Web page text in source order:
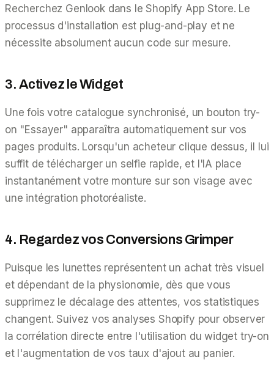
Recherchez Genlook dans le Shopify App Store. Le
processus d'installation est plug-and-play et ne
nécessite absolument aucun code sur mesure.
3. Activez le Widget
Une fois votre catalogue synchronisé, un bouton try-
on "Essayer" apparaîtra automatiquement sur vos
pages produits. Lorsqu'un acheteur clique dessus, il lui
suffit de télécharger un selfie rapide, et l'IA place
instantanément votre monture sur son visage avec
une intégration photoréaliste.
4. Regardez vos Conversions Grimper
Puisque les lunettes représentent un achat très visuel
et dépendant de la physionomie, dès que vous
supprimez le décalage des attentes, vos statistiques
changent. Suivez vos analyses Shopify pour observer
la corrélation directe entre l'utilisation du widget try-on
et l'augmentation de vos taux d'ajout au panier.